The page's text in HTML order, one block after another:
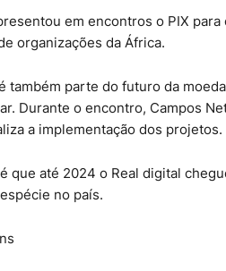
em encontros o PIX
organizações da África.
também parte do futuro da
Durante o encontro, Campos
a implementação dos projetos.
que até 2024 o Real digital
no país.